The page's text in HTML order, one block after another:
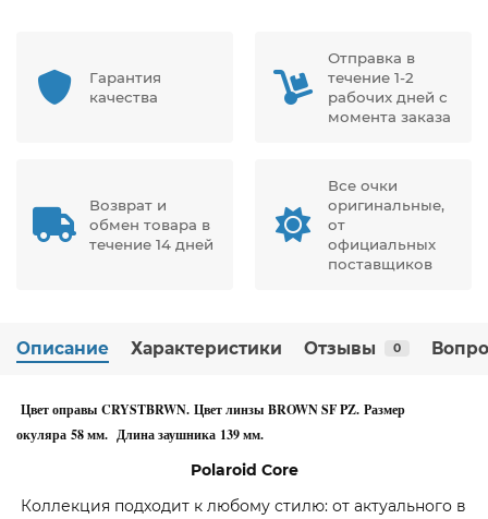
Гарантия
качества
Отправка в
течение 1-2
рабочих дней с
момента заказа
Возврат и
обмен товара в
течение 14 дней
Все очки
оригинальные,
от
официальных
поставщиков
Описание Характеристики Отзывы 0
Цвет оправы CRYSTBRWN. Цвет линзы BROWN SF PZ. Размер
окуляра 58 мм. Длина заушника 139 мм.
Polaroid Core
Коллекция подходит к любому стилю: от актуального в